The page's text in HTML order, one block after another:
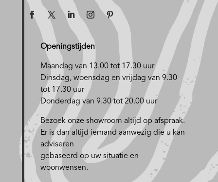
Openingstijden
Maandag van 13.00 tot 17.30 uur
Dinsdag, woensdag en vrijdag van 9.30
tot 17.30 uur
Donderdag van 9.30 tot 20.00 uur
Bezoek onze showroom altijd op afspraak.
Er is dan altijd iemand aanwezig die u kan
adviseren
gebaseerd op uw situatie en
woonwensen.